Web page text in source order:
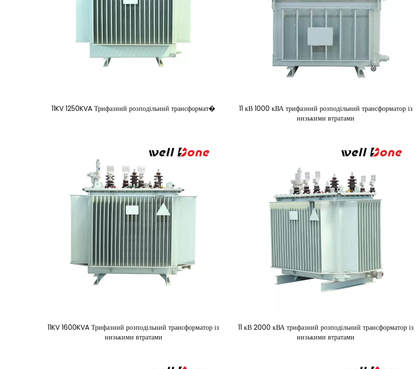
11KV 1250KVA Трифазний розподільний трансформат�
11 кВ 1000 кВА трифазний розподільний трансформатор із
низькими втратами
11KV 1600KVA Трифазний розподільний трансформатор із
низькими втратами
11 кВ 2000 кВА трифазний розподільний трансформатор із
низькими втратами